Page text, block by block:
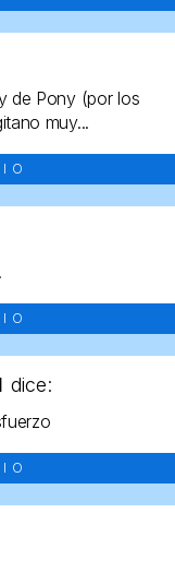
de Pony (por los
muy...
dice: